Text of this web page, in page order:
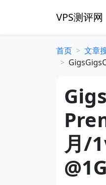
VPS测评网
首页
文章
月/